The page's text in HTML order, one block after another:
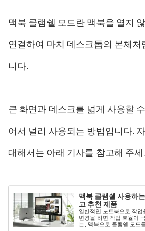
맥북 클램쉘 모드란 맥북을 열지
연결하여 마치 데스크톱의 본체처
니다.
큰 화면과 데스크를 넓게 사용할
어서 널리 사용되는 방법입니다.
대해서는 아래 기사를 참고해 주
맥북 클램쉘 사용하
고 추천 제품
일반적인 노트북으로 작
변경을 하면 작업 효율이
는, 맥북으로 클램쉘 모드